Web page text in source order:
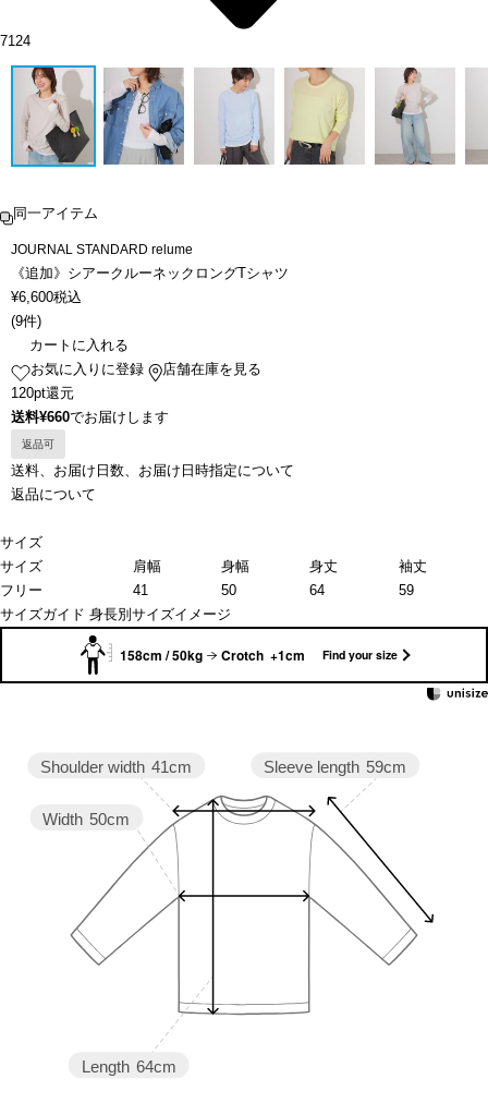
7124
同一アイテム
JOURNAL STANDARD relume
《追加》シアークルーネックロングTシャツ
¥6,600税込
(9件)
カートに入れる
お気に入りに登録
店舗在庫を見る
120pt還元
送料¥660でお届けします
返品可
送料、お届け日数、お届け日時指定について
返品について
サイズ
サイズ
肩幅 身幅 身丈
袖丈
フリー
41 50 64
59
サイズガイド 身長別サイズイメージ
158cm / 50kg Crotch +1cm Find your size
Sleeve length 59cm
Length 64cm
Width 50cm
Shoulder width 41cm